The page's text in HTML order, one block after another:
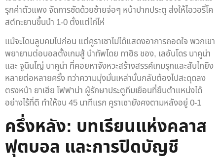
รุกค่าตัวแพง จัดการซัดด้วยซ้ายจ่อๆ หน้าปากประตู ส่งให้ไอวอรี่โค
สต์ทะยานขึ้นนำ 1-0 ตั้งแต่ไก่โห่
แม้จะโดนลูบคมไปก่อน แต่คูราเซาไม่ได้แสดงอาการถอดใจ พวกเขา
พยายามต่อบอลตั้งเกมสู้ นำทัพโดย ทาฮิธ ชอง, เลอันโดร บาคูน่า
และ จูนินโญ่ บาคูน่า ที่คอยหาจังหวะสร้างสรรค์เกมรุกและสับไกยิง
หลายต่อหลายครั้ง ทว่าความมุ่งมั่นเหล่านั้นกลับต้องไปสะดุดลง
ตรงหน้า ยาเฮีย โฟฟาน่า ผู้รักษาประตูทีมเยือนที่ยืนตำแหน่งได้
อย่างไร้ที่ติ ทำให้จบ 45 นาทีแรก คูราเซายังคงตามหลังอยู่ 0-1
ครึ่งหลัง: บทเรียนแห่งคลาส
ฟุตบอล และการปิดบัญชี